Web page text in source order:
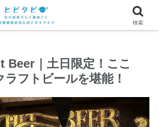
Beer｜土日限定！ここ
フトビールを堪能！
検索